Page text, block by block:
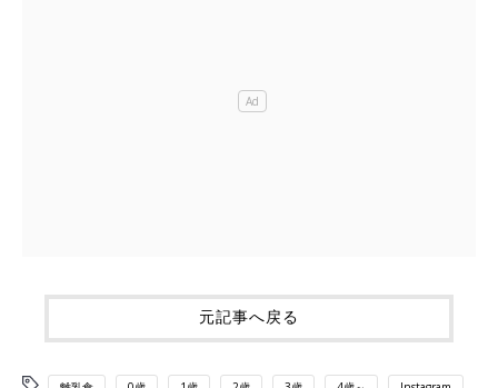
元記事へ戻る